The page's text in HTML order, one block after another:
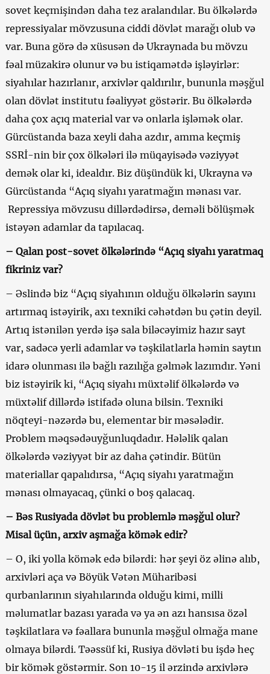
sovet keçmişindən daha tez aralandılar. Bu ölkələrdə
repressiyalar mövzusuna ciddi dövlət marağı olub və
var. Buna görə də xüsusən də Ukraynada bu mövzu
fəal müzakirə olunur və bu istiqamətdə işləyirlər:
siyahılar hazırlanır, arxivlər qaldırılır, bununla məşğul
olan dövlət institutu fəaliyyət göstərir. Bu ölkələrdə
daha çox açıq material var və onlarla işləmək olar.
Gürcüstanda baza xeyli daha azdır, amma keçmiş
SSRİ-nin bir çox ölkələri ilə müqayisədə vəziyyət
demək olar ki, idealdır. Biz düşündük ki, Ukrayna və
Gürcüstanda “Açıq siyahı yaratmağın mənası var.
Repressiya mövzusu dillərdədirsə, deməli bölüşmək
istəyən adamlar da tapılacaq.
– Qalan post-sovet ölkələrində “Açıq siyahı yaratmaq
fikriniz var?
– Əslində biz “Açıq siyahının olduğu ölkələrin sayını
artırmaq istəyirik, axı texniki cəhətdən bu çətin deyil.
Artıq istənilən yerdə işə sala biləcəyimiz hazır sayt
var, sadəcə yerli adamlar və təşkilatlarla həmin saytın
idarə olunması ilə bağlı razılığa gəlmək lazımdır. Yəni
biz istəyirik ki, “Açıq siyahı müxtəlif ölkələrdə və
müxtəlif dillərdə istifadə oluna bilsin. Texniki
nöqteyi-nəzərdə bu, elementar bir məsələdir.
Problem məqsədəuyğunluqdadır. Hələlik qalan
ölkələrdə vəziyyət bir az daha çətindir. Bütün
materiallar qapalıdırsa, “Açıq siyahı yaratmağın
mənası olmayacaq, çünki o boş qalacaq.
– Bəs Rusiyada dövlət bu problemlə məşğul olur?
Misal üçün, arxiv aşmağa kömək edir?
– O, iki yolla kömək edə bilərdi: hər şeyi öz əlinə alıb,
arxivləri aça və Böyük Vətən Müharibəsi
qurbanlarının siyahılarında olduğu kimi, milli
məlumatlar bazası yarada və ya ən azı hansısa özəl
təşkilatlara və fəallara bununla məşğul olmağa mane
olmaya bilərdi. Təəssüf ki, Rusiya dövləti bu işdə heç
bir kömək göstərmir. Son 10-15 il ərzində arxivlərə